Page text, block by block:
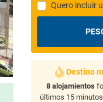
Quero incluir
Destino
8 alojamientos
últimos 15